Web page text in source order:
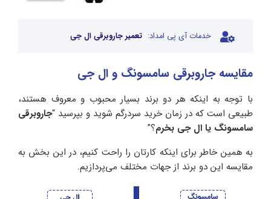
خدمات آی پی امداد: تعمیر جاروبرقی ال جی
مقایسه جاروبرقی سامسونگ و ال جی
با توجه به اینکه هر دو برند بسیار محبوب و معروف هستند،
طبیعی است که در زمان خرید سردرگم شوید و بپرسید “جاروبرقی
سامسونگ یا ال جی بخرم؟”
به همین خاطر برای اینکه کارتان را راحت کنیم، در این بخش به
مقایسه این دو برند از جهات مختلف می‌پردازیم.